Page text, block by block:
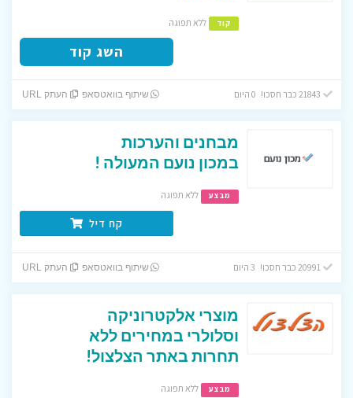
קוד ללא תפוגה
השג קוד
שיתוף בוואטסאפ העתק URL
מבחנים והערכות
במכון נועם המעולה !
מבצע ללא תפוגה
קח דיל
שיתוף בוואטסאפ העתק URL
מוצרי אלקטרוניקה
וסלולרי במחירים ללא
תחרות באתר הצלצול!
מבצע ללא תפוגה